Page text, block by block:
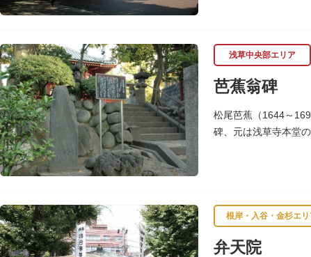
浅草中央部エリア
芭蕉翁碑
松尾芭蕉（1644～
碑、元は浅草寺本堂
根岸・入谷・金杉エ
弁天院